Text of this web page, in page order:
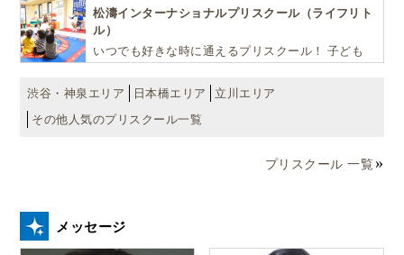
松濤インターナショナルプリスクール（ライフリト
ル）
いつでも好きな時に通えるプリスクール！ 子ども
自ら進んで学ぶこと、考える力を育みます
渋谷・神泉エリア 日本橋エリア
立川エリア
その他人気のプリスクール一覧
プリスクール 一覧
メッセージ